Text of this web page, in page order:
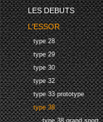
LES DEBUTS
L'ESSOR
type 28
type 29
type 30
type 32
type 33 prototype
type 38
type 38 grand sport